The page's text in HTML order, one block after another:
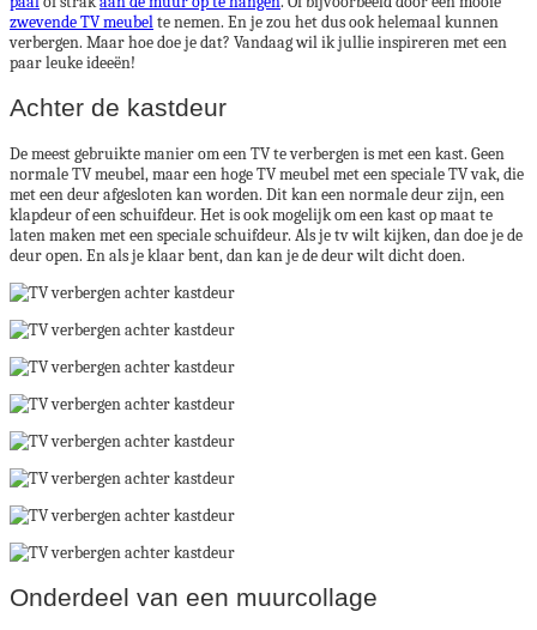
zwevende TV meubelte nemen. En je zou het dus ook helemaal kunnen
verbergen. Maar hoe doe je dat? Vandaag wil ik jullie inspireren met een
paar leuke ideeën!
Achter de kastdeur
De meest gebruikte manier om een TV te verbergen is met een kast. Geen
normale TV meubel, maar een hoge TV meubel met een speciale TV vak, die
met een deur afgesloten kan worden. Dit kan een normale deur zijn, een
klapdeur of een schuifdeur. Het is ook mogelijk om een kast op maat te
laten maken met een speciale schuifdeur. Als je tv wilt kijken, dan doe je de
deur open. En als je klaar bent, dan kan je de deur wilt dicht doen.
Onderdeel van een muurcollage